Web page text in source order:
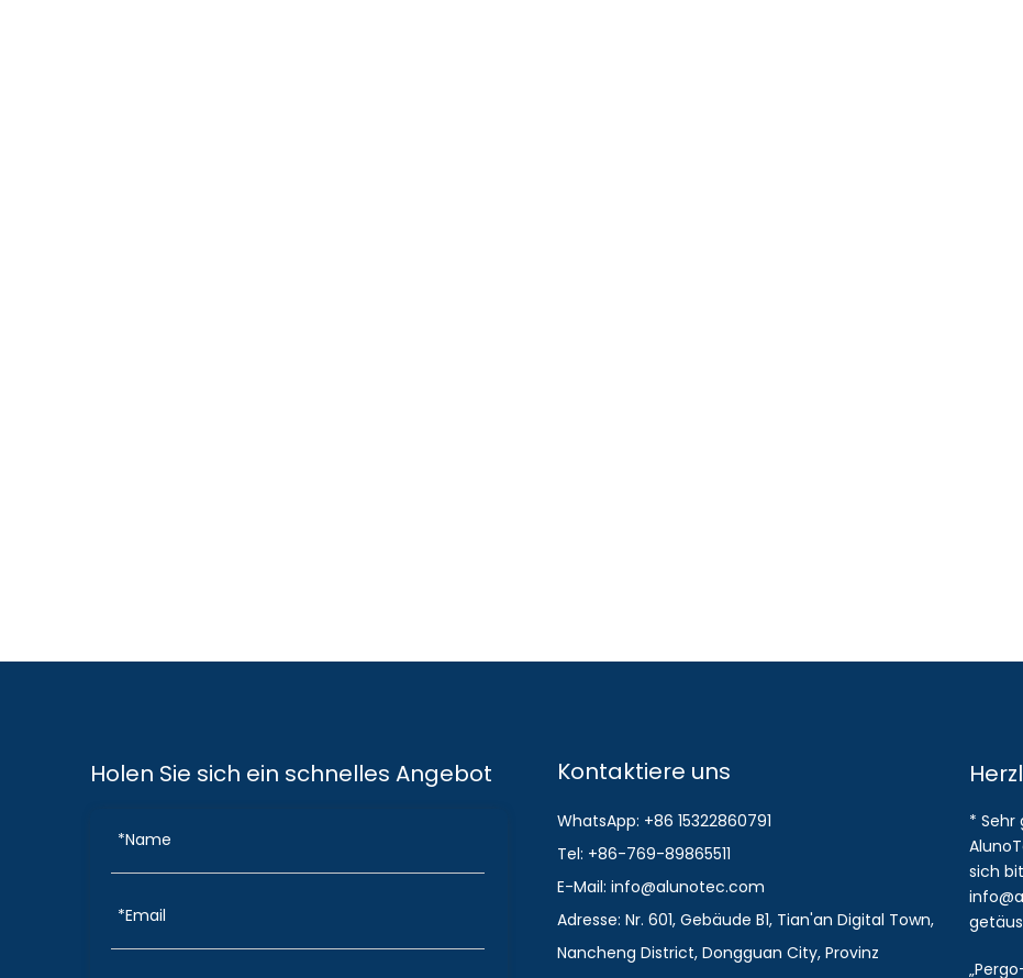
Holen Sie sich ein schnelles Angebot Kontaktiere uns
WhatsApp: +86 15322860791
Tel: +86-769-89865511
E-Mail: info@alunotec.com
Adresse: Nr. 601, Gebäude B1, Tian'an Digital Town,
Nancheng District, Dongguan City, Provinz
* Sehr
sich